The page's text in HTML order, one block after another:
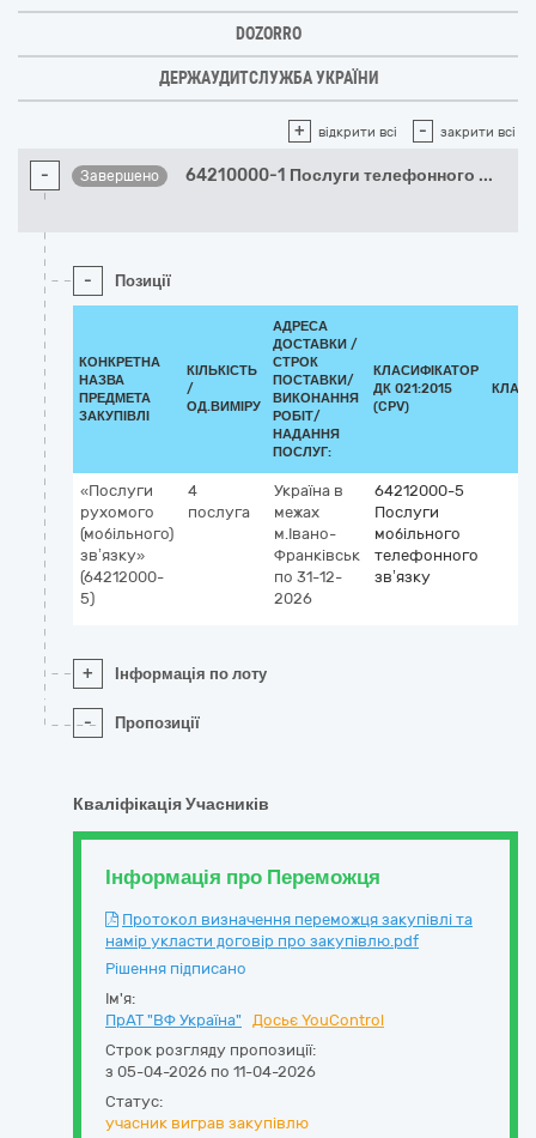
DOZORRO
ДЕРЖАУДИТСЛУЖБА УКРАЇНИ
+ відкрити всі - закрити всі
- Завершено 64210000-1 Послуги телефонного ...
- Позиції
КОНКРЕТНА
НАЗВА
ПРЕДМЕТА
ЗАКУПІВЛІ
КІЛЬКІСТЬ
/
ОД.ВИМІРУ
АДРЕСА
ДОСТАВКИ /
СТРОК
ПОСТАВКИ/
ВИКОНАННЯ
РОБІТ/
НАДАННЯ
ПОСЛУГ:
КЛАСИФІКАТОР
ДК 021:2015
(CPV)
«Послуги
рухомого
(мобільного)
зв’язку»
(64212000-
5)
4
послуга
Україна в
межах
м.Івано-
Франківськ
по 31-12-
2026
64212000-5
Послуги
мобільного
телефонного
зв’язку
+ Інформація по лоту
- Пропозиції
Кваліфікація Учасників
Інформація про Переможця
Протокол визначення переможця закупівлі та
намір укласти договір про закупівлю.pdf
Рішення підписано
Ім'я:
ПрАТ "ВФ Україна"
Досьє YouControl
Строк розгляду пропозиції:
з 05-04-2026 по 11-04-2026
Статус:
учасник виграв закупівлю